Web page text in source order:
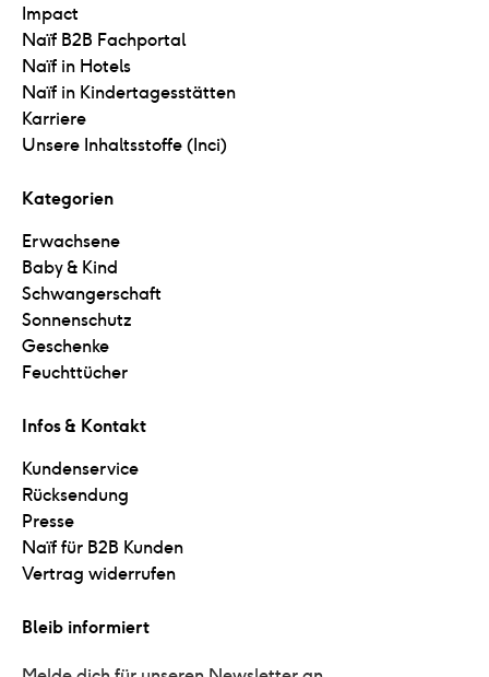
Impact
Naïf B2B Fachportal
Naïf in Hotels
Naïf in Kindertagesstätten
Karriere
Unsere Inhaltsstoffe (Inci)
Kategorien
Erwachsene
Baby & Kind
Schwangerschaft
Sonnenschutz
Geschenke
Feuchttücher
Infos & Kontakt
Kundenservice
Rücksendung
Presse
Naïf für B2B Kunden
Vertrag widerrufen
Bleib informiert